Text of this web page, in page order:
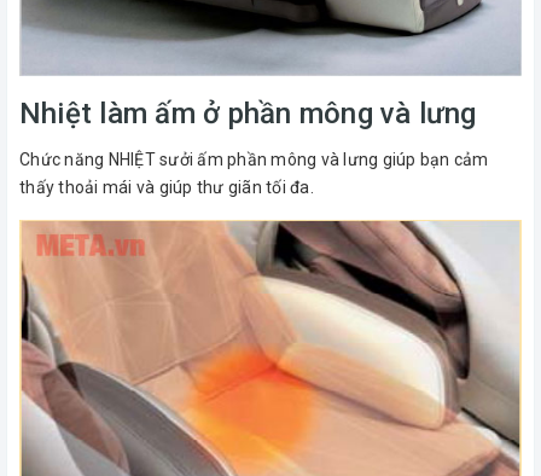
Nhiệt làm ấm ở phần mông và lưng
Chức năng NHIỆT sưởi ấm phần mông và lưng giúp bạn cảm
thấy thoải mái và giúp thư giãn tối đa.